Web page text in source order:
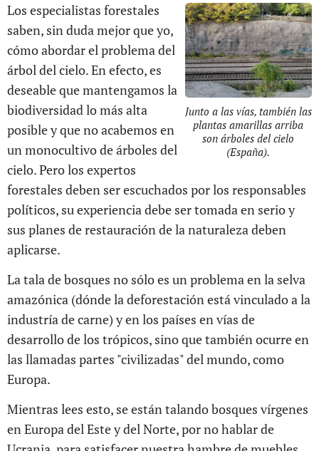
Junto a las vías, también las
plantas amarillas arriba
son árboles del cielo
(España).
Los especialistas forestales
saben, sin duda mejor que yo,
cómo abordar el problema del
árbol del cielo. En efecto, es
deseable que mantengamos la
biodiversidad lo más alta
posible y que no acabemos en
un monocultivo de árboles del
cielo. Pero los expertos
forestales deben ser escuchados por los responsables
políticos, su experiencia debe ser tomada en serio y
sus planes de restauración de la naturaleza deben
aplicarse.
La tala de bosques no sólo es un problema en la selva
amazónica (dónde la deforestación está vinculado a la
industría de carne) y en los países en vías de
desarrollo de los trópicos, sino que también ocurre en
las llamadas partes "civilizadas" del mundo, como
Europa.
Mientras lees esto, se están talando bosques vírgenes
en Europa del Este y del Norte, por no hablar de